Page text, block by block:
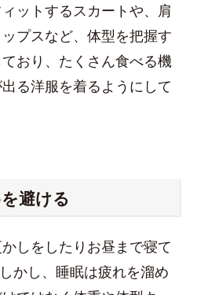
ットするスカートや、肩
プスなど、体型を把握す
おり、たくさん食べる機
る洋服を着るようにして
避ける
しをしたりお昼まで寝て
かし、睡眠は疲れを溜め